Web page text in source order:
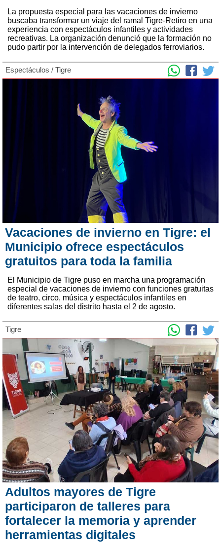
La propuesta especial para las vacaciones de invierno
buscaba transformar un viaje del ramal Tigre-Retiro en una
experiencia con espectáculos infantiles y actividades
recreativas. La organización denunció que la formación no
pudo partir por la intervención de delegados ferroviarios.
Espectáculos / Tigre
Vacaciones de invierno en Tigre: el
Municipio ofrece espectáculos
gratuitos para toda la familia
El Municipio de Tigre puso en marcha una programación
especial de vacaciones de invierno con funciones gratuitas
de teatro, circo, música y espectáculos infantiles en
diferentes salas del distrito hasta el 2 de agosto.
Tigre
Adultos mayores de Tigre
participaron de talleres para
fortalecer la memoria y aprender
herramientas digitales